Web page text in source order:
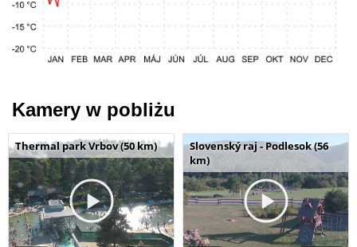
Kamery w pobliżu
Thermal park Vrbov (50 km)
Slovenský raj - Podlesok (56
km)